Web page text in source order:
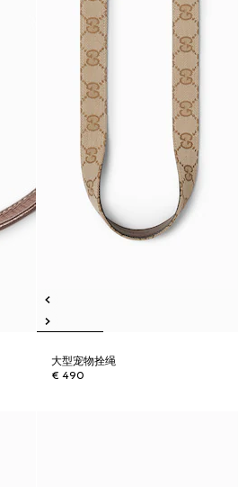
大型宠物拴绳
€ 490